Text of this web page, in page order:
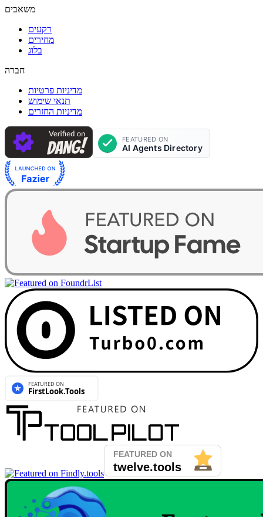
משאבים
רקעים
מחירים
בלוג
חברה
מדיניות פרטיות
תנאי שימוש
מדיניות החזרים